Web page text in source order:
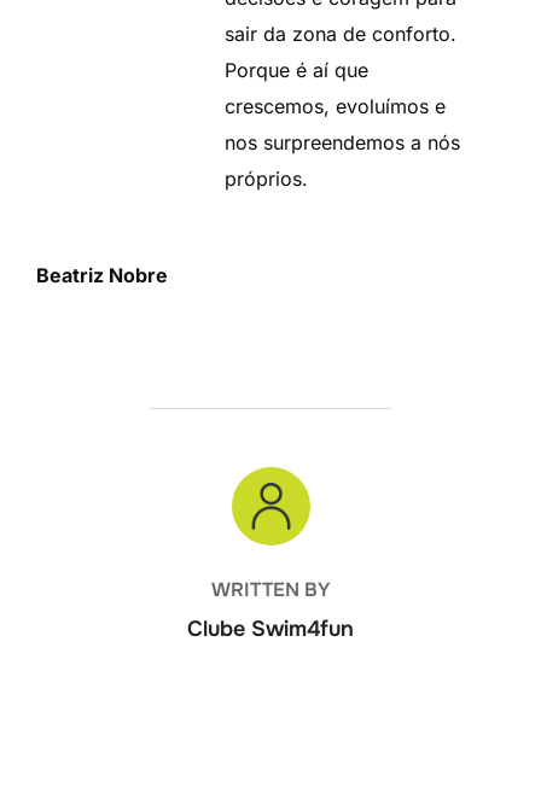
sair da zona de conforto.
Porque é aí que
crescemos, evoluímos e
nos surpreendemos a nós
próprios.
Beatriz Nobre
POST AUTHOR
WRITTEN BY
Clube Swim4fun